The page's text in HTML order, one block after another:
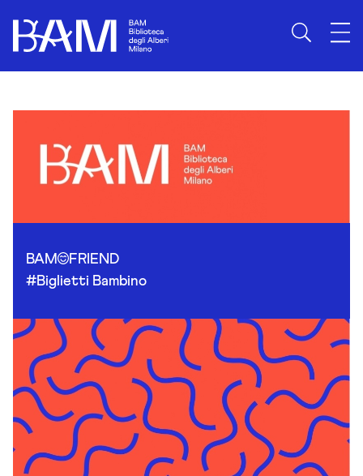
BAM
FRIEND
#Biglietti Bambino